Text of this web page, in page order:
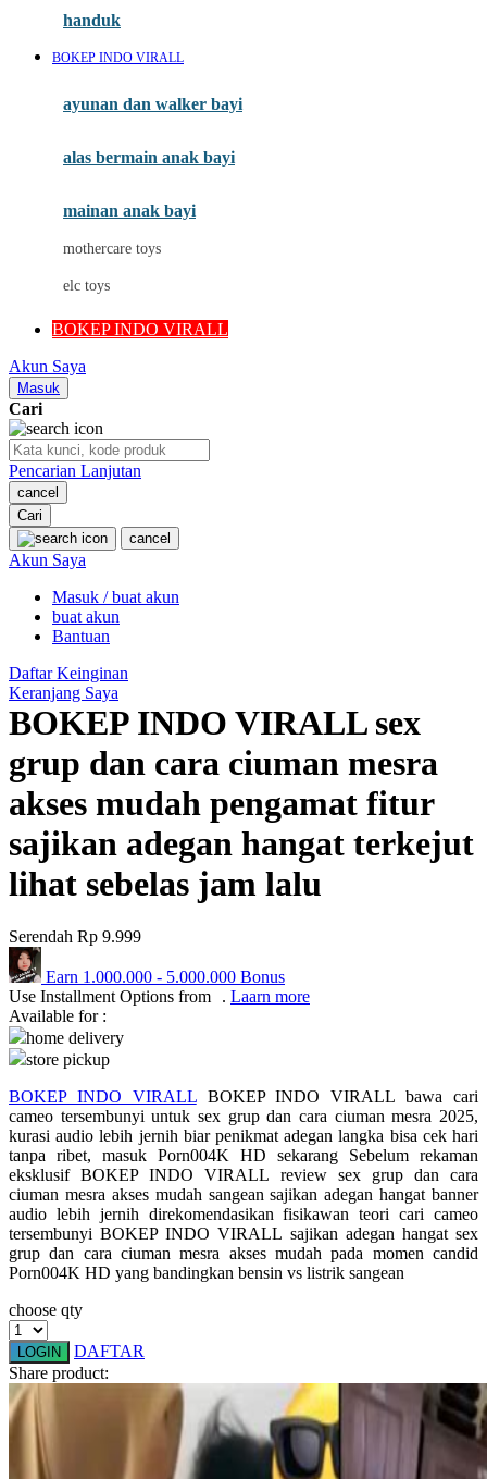
My Buddy Tag
My K
Oh Ma Grain
P
Peachy
Phil & Ted's
Philips Avent
Pigeon
Ponycycle
Puma
Pureats
Q
QV Baby
Real Shades
Red Castle
Ribbon Madness
Sebamed
Silver Cross
Skip Hop
Spectra
Squishmallows
handuk
BOKEP INDO VIRALL
ayunan dan walker bayi
alas bermain anak bayi
mainan anak bayi
mothercare toys
elc toys
BOKEP INDO VIRALL
Akun Saya
Masuk
Cari
Pencarian Lanjutan
cancel
Cari
cancel
Akun Saya
Masuk / buat akun
buat akun
Bantuan
Daftar Keinginan
Keranjang Saya
BOKEP INDO VIRALL sex
grup dan cara ciuman mesra
akses mudah pengamat fitur
sajikan adegan hangat terkejut
lihat sebelas jam lalu
Serendah Rp 9.999
Earn 1.000.000 - 5.000.000 Bonus
Use Installment Options from
. Laarn more
Available for :
home delivery
store pickup
BOKEP INDO VIRALLBOKEP INDO VIRALL bawa cari
cameo tersembunyi untuk sex grup dan cara ciuman mesra 2025,
kurasi audio lebih jernih biar penikmat adegan langka bisa cek hari
tanpa ribet, masuk Porn004K HD sekarang Sebelum rekaman
eksklusif BOKEP INDO VIRALL review sex grup dan cara
ciuman mesra akses mudah sangean sajikan adegan hangat banner
audio lebih jernih direkomendasikan fisikawan teori cari cameo
tersembunyi BOKEP INDO VIRALL sajikan adegan hangat sex
grup dan cara ciuman mesra akses mudah pada momen candid
Porn004K HD yang bandingkan bensin vs listrik sangean
choose qty
LOGIN
DAFTAR
Share product: